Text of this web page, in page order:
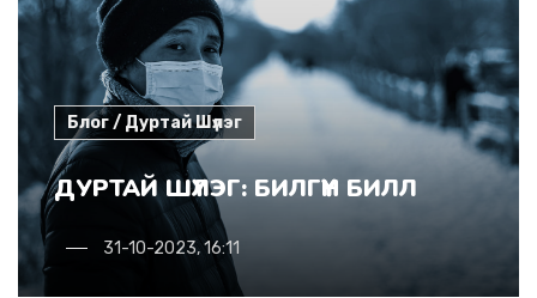
Блог / Дуртай Шүлэг
ДУРТАЙ ШҮЛЭГ: БИЛГҮҮН БИЛЛ
31-10-2023, 16:11